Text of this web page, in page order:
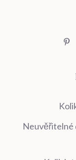
Neuvěřitelné